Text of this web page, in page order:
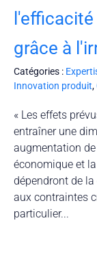
grâce à
Catégories :
Innovation produit,
« Les effets
entraîner une
augmentation
économique et
dépendront de
aux contraintes
particulier...